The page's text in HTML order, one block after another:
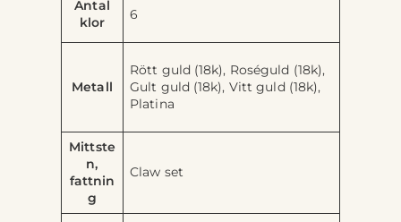
Antal
klor
6
Metall
Rött guld (18k), Roséguld (18k),
Gult guld (18k), Vitt guld (18k),
Platina
Mittste
n,
fattnin
g
Claw set